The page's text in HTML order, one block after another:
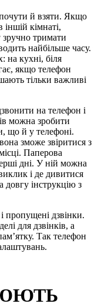
й взяти. Якщо
кімнаті,
зручно тримати
найбільше часу.
на кухні, біля
якщо телефон
тільки важливі
на телефон і
можна зробити
що й у телефоні.
зможе звіритися з
Паперова
дні. У ній можна
і де дивитися
інструкцію з
пропущені дзвінки.
для дзвінків, а
Так телефон